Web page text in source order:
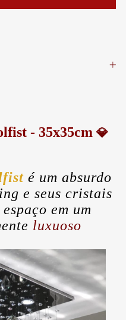
- 35x35cm 💎
é um absurdo
e seus cristais
em um
luxuoso